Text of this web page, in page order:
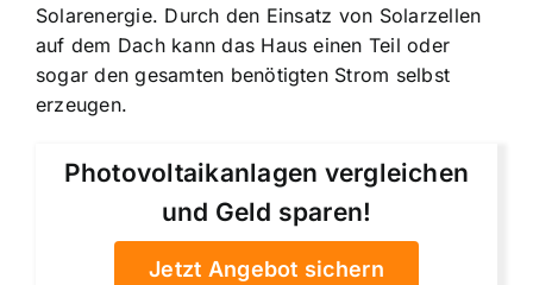
Solarenergie. Durch den Einsatz von Solarzellen
auf dem Dach kann das Haus einen Teil oder
sogar den gesamten benötigten Strom selbst
erzeugen.
Photovoltaikanlagen vergleichen
und Geld sparen!
Jetzt Angebot sichern